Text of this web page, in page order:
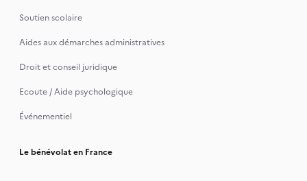
Soutien scolaire
Aides aux démarches administratives
Droit et conseil juridique
Ecoute / Aide psychologique
Événementiel
Le bénévolat en France